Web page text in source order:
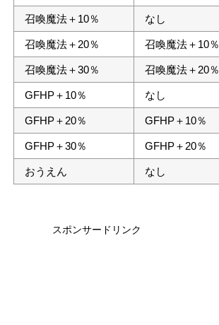
召喚魔法＋10％ なし
召喚魔法＋20％ 召喚魔法＋10％
召喚魔法＋30％ 召喚魔法＋20％
GFHP＋10％ なし
GFHP＋20％ GFHP＋10％
GFHP＋30％ GFHP＋20％
おうえん なし
スポンサードリンク